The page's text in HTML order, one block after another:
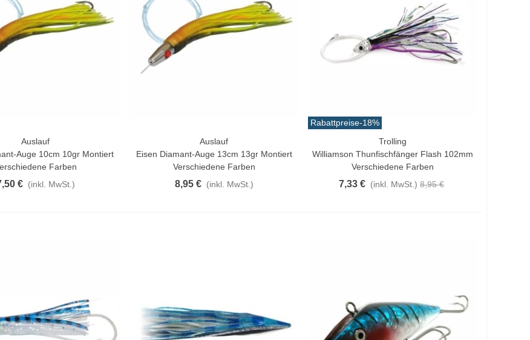
Auslauf
Auge 10cm 10gr Montiert
Farben
€ (inkl. MwSt.)
Auslauf
Eisen Diamant-Auge 13cm 13gr Montiert
Verschiedene Farben
8,95 € (inkl. MwSt.)
Rabattpreise-18%
Trolling
Williamson Thunfischfänger Flash 102mm
Verschiedene Farben
7,33 € (inkl. MwSt.) 8,95 €